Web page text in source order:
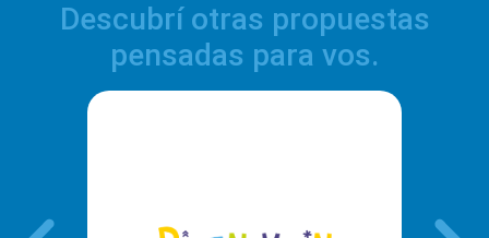
Descubrí otras propuestas
pensadas para vos.